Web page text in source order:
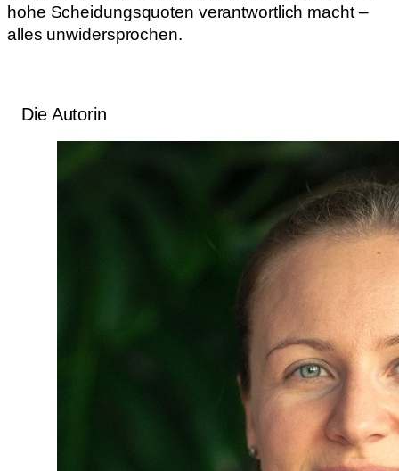
hohe Scheidungsquoten verantwortlich macht –
alles unwidersprochen.
Die Autorin